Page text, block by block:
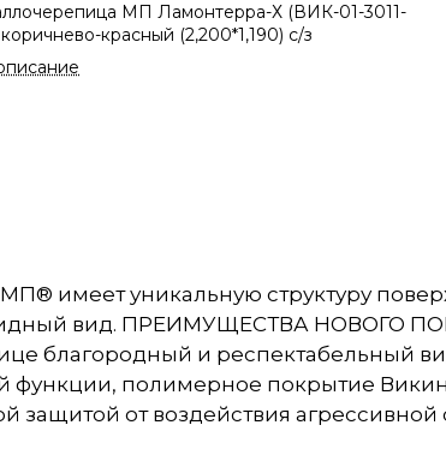
МП Ламонтерра-Х (ВИК-01-3011-
красный (2,200*1,190) с/з
имеет уникальную структуру
вид. ПРЕИМУЩЕСТВА НОВОГО
благородный и респектабельный
функции, полимерное покрытие
от воздействия агрессивной